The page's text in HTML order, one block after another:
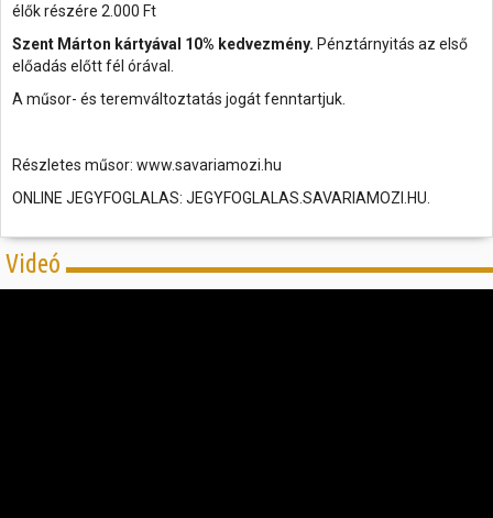
élők részére 2.000 Ft
Szent Márton kártyával 10% kedvezmény. Pénztárnyitás az első
előadás előtt fél órával.
A műsor- és teremváltoztatás jogát fenntartjuk.
Részletes műsor: www.savariamozi.hu
ONLINE JEGYFOGLALAS: JEGYFOGLALAS.SAVARIAMOZI.HU.
Videó